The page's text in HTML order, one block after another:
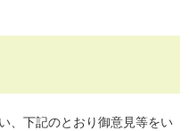
、下記のとおり御意見等をい